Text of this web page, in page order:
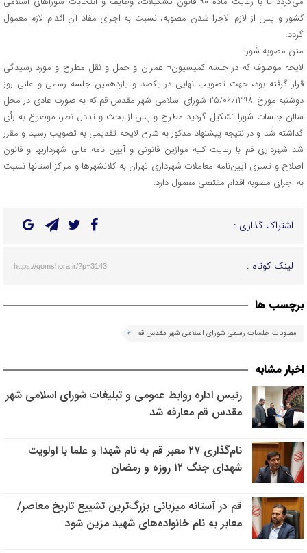
کشور و پس از لازم الاجرا شدن مصوبه، نسبت به اجرای مفاد آن اقدام لازم معمول
گردد:
متن مصوبه شورا:
لایحه موصوف که در جلسه کمیسیون¬ عمران و حمل و نقل مطرح و مورد رسیدگی
قرار گرفته بود، جهت تصویب نهایی در یکصد و یازدهمین جلسه رسمی و علنی روز
دوشنبه مورخ ۲۵/۰۶/۱۳۹۸ شورای اسلامی شهر مقدس قم که به صورت عادی در محل
سالن جلسات شورا تشکیل گردید مطرح و پس از بحث و تبادل نظر، موضوع به رأی
گذاشته شد و در نتیجه پیشنهاد مذکور به شرح لایحه تقدیمی به تصویب رسید و مقرر
شد شهرداری قم با رعایت کلیه موازین قانونی و آیین نامه‌ مالی شهرداریها و قانون
اصلاح و تسری آیین‌نامه معاملات شهرداری تهران به کلانشهرها و مراکز استانها نسبت
به اجرای مصوبه اقدام مقتضی معمول دارد.
اشتراک گذاری :
لینک کوتاه : https://qomshora.ir/?p=3143
برچسب ها
مصوبات جلسات رسمی شورای اسلامی شهر مقدس قم
اخبار مشابه
رئیس اداره روابط عمومی و تبلیغات شورای اسلامی شهر
مقدس قم معارفه شد
نام‌گذاری ۲۷ معبر قم به نام شهدا و علما با اولویت
شهدای جنگ ۱۲ روزه و رمضان
قم در آستانه میزبانی بزرگ‌ترین تشییع تاریخ معاصر/
معابر به نام خانواده‌های شهید مزین شود